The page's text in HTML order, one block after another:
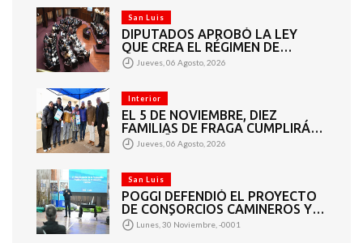
San Luis
DIPUTADOS APROBÓ LA LEY
QUE CREA EL RÉGIMEN DE
CONSORCIOS PARA GESTIONAR
EL MANTENIMIENTO 4460
RURALES
Jueves, 06 Agosto, 2026
Interior
EL 5 DE NOVIEMBRE, DIEZ
FAMILIAS DE FRAGA CUMPLIRÁN
EL SUEÑO DE LA CASA PROPIA
Jueves, 06 Agosto, 2026
San Luis
POGGI DEFENDIÓ EL PROYECTO
DE CONSORCIOS CAMINEROS Y
APUNTÓ A LOS DIPUTADOS QUE
VOTARON EN CONTRA: “ESTO
Lunes, 30 Noviembre, -0001